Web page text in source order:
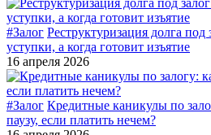
#Залог Реструктуризация долга под
уступки, а когда готовит изъятие
16 апреля 2026
#Залог Кредитные каникулы по
паузу, если платить нечем?